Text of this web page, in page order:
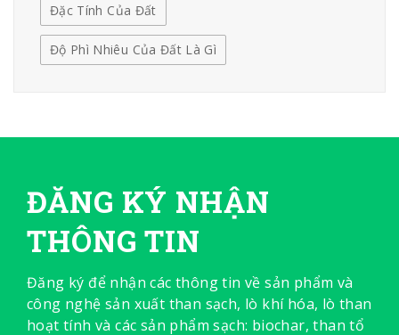
Đặc Tính Của Đất
Độ Phì Nhiêu Của Đất Là Gì
ĐĂNG KÝ NHẬN
THÔNG TIN
Đăng ký để nhận các thông tin về sản phẩm và
công nghệ sản xuất than sạch, lò khí hóa, lò than
hoạt tính và các sản phẩm sạch: biochar, than tổ